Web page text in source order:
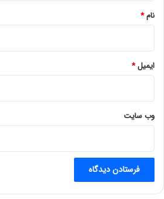
نام*
ایمیل*
وب‌ سایت